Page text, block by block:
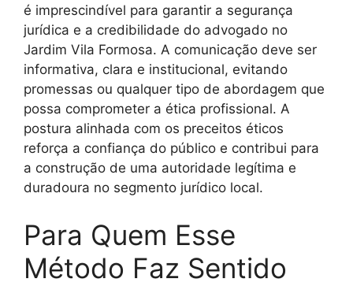
é imprescindível para garantir a segurança
jurídica e a credibilidade do advogado no
Jardim Vila Formosa. A comunicação deve ser
informativa, clara e institucional, evitando
promessas ou qualquer tipo de abordagem que
possa comprometer a ética profissional. A
postura alinhada com os preceitos éticos
reforça a confiança do público e contribui para
a construção de uma autoridade legítima e
duradoura no segmento jurídico local.
Para Quem Esse
Método Faz Sentido